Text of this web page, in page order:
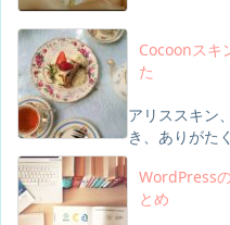
Cocoonスキ
た
アリススキン
き、ありがた
WordPress
とめ